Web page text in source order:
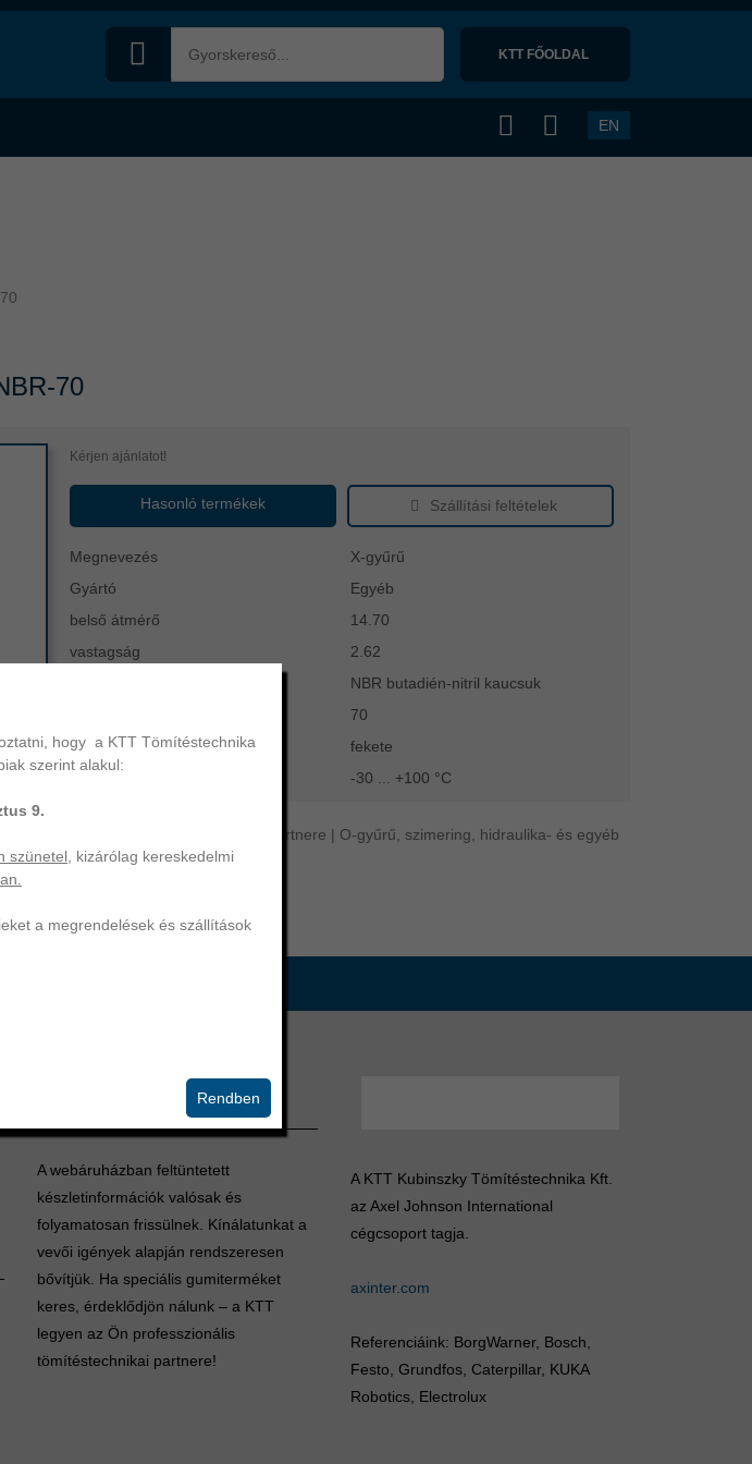
KTT FŐOLDAL
EN
70
Kérjen ajánlatot!
Hasonló termékek Szállítási feltételek
Megnevezés
X-gyűrű
Gyártó
Egyéb
belső átmérő
14.70
vastagság
2.62
NBR butadién-nitril kaucsuk
70
szín
fekete
-30 ... +100 °C
az Ön professzionális partnere | O-gyűrű, szimering, hidraulika- és egyéb
választékban.
A webáruházban feltüntetett
készletinformációk valósak és
folyamatosan frissülnek. Kínálatunkat a
vevői igények alapján rendszeresen
bővítjük. Ha speciális gumiterméket
keres, érdeklődjön nálunk – a KTT
legyen az Ön professzionális
tömítéstechnikai partnere!
A KTT Kubinszky Tömítéstechnika Kft.
az Axel Johnson International
cégcsoport tagja.
axinter.com
Referenciáink: BorgWarner, Bosch,
Festo, Grundfos, Caterpillar, KUKA
Robotics, Electrolux
hogy a KTT Tömítéstechnika
szerint alakul:
9.
szünetel , kizárólag kereskedelmi
a megrendelések és szállítások
Rendben